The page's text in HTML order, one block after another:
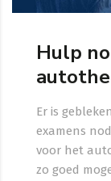
Hulp
Er is
examens
voor het
zo goed